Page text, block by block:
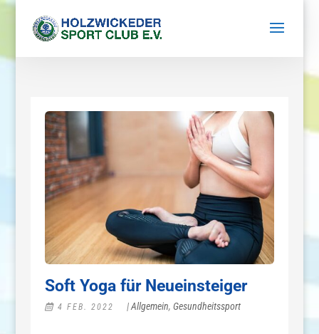
Soft Yoga für Neueinsteiger
4 FEB. 2022 |Allgemein, Gesundheitssport